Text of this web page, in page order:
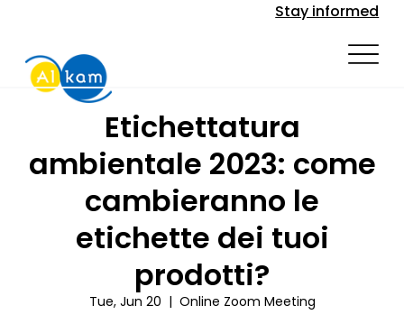
Stay informed
Etichettatura
ambientale 2023: come
cambieranno le
etichette dei tuoi
prodotti?
Tue, Jun 20
  |
Online Zoom Meeting